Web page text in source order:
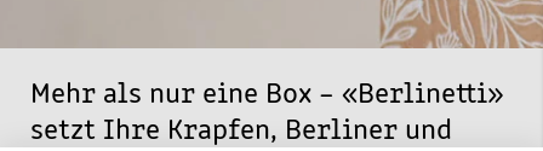
Mehr als nur eine Box – «Berlinetti»
setzt Ihre Krapfen, Berliner und